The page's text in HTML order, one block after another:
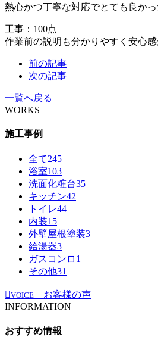
熱心かつ丁寧な対応でとても良かっ
工事：100点
作業前の説明も分かりやすく安心感
前の記事
次の記事
一覧へ戻る
WORKS
施工事例
全て245
浴室103
洗面化粧台35
キッチン42
トイレ44
内装15
外壁屋根塗装3
給湯器3
ガスコンロ 1
その他31
VOICE
お客様の声
INFORMATION
おすすめ情報